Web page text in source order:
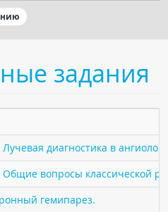
(КТ)
томография (МРТ)
задания
диагностика в
вопросы классической
гемипарез.